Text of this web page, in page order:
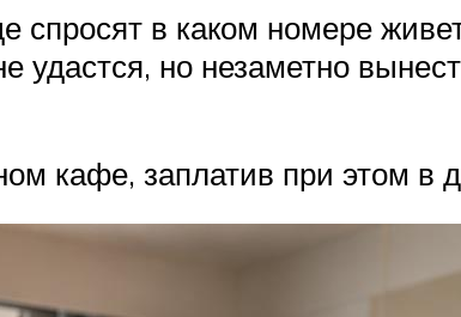
спросят в каком номере
удастся, но незаметно
кафе, заплатив при этом в